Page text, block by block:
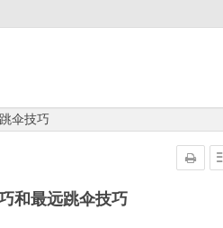
伞技巧
和最远跳伞技巧